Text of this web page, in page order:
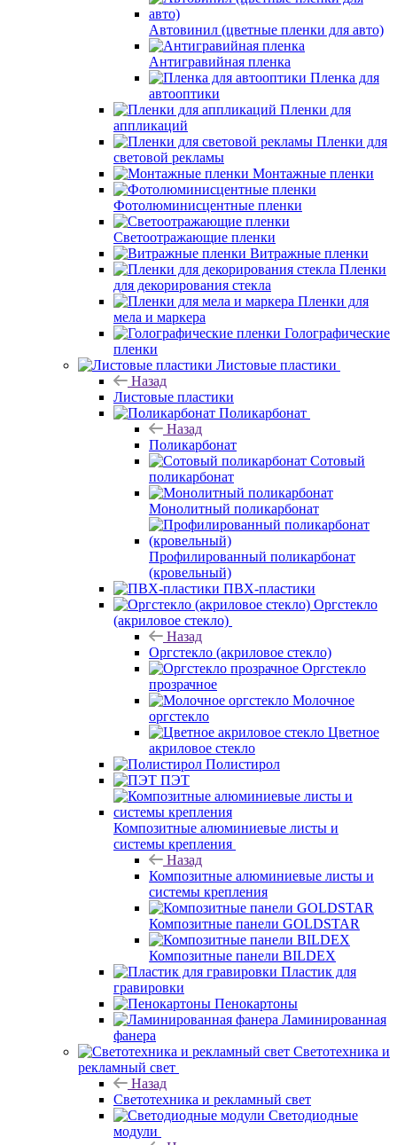
Автовинил (цветные пленки для авто)
Антигравийная пленка
Пленка для
автооптики
Пленки для
аппликаций
Пленки для
световой рекламы
Монтажные пленки
Фотолюминисцентные пленки
Светоотражающие пленки
Витражные пленки
Пленки
для декорирования стекла
Пленки для
мела и маркера
Голографические
пленки
Листовые пластики
Назад
Листовые пластики
Поликарбонат
Назад
Поликарбонат
Сотовый
поликарбонат
Монолитный поликарбонат
Профилированный поликарбонат
(кровельный)
ПВХ-пластики
Оргстекло
(акриловое стекло)
Назад
Оргстекло (акриловое стекло)
Оргстекло
прозрачное
Молочное
оргстекло
Цветное
акриловое стекло
Полистирол
ПЭТ
Композитные алюминиевые листы и
системы крепления
Назад
Композитные алюминиевые листы и
системы крепления
Композитные панели GOLDSTAR
Композитные панели BILDEX
Пластик для
гравировки
Пенокартоны
Ламинированная
фанера
Светотехника и
рекламный свет
Назад
Светотехника и рекламный свет
Светодиодные
модули